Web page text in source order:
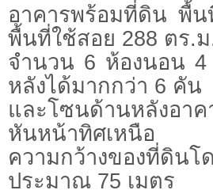
อาคารพร้อมที่ดิน พื้
พื้นที่ใช้สอย 288 ตร.ม
จำนวน 6 ห้องนอน 4
หลังได้มากกว่า 6 คัน
และโซนด้านหลังอา
หันหน้าทิศเหนือ
ความกว้างของที่ดิ
ประมาณ 75 เมตร